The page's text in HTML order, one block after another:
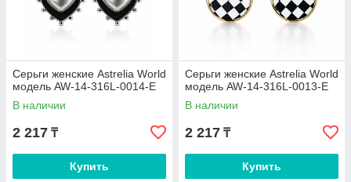
Серьги женские Astrelia World
модель AW-14-316L-0014-E
В наличии
2 217 ₸
Купить
Серьги женские Astrelia World
модель AW-14-316L-0013-E
В наличии
2 217 ₸
Купить